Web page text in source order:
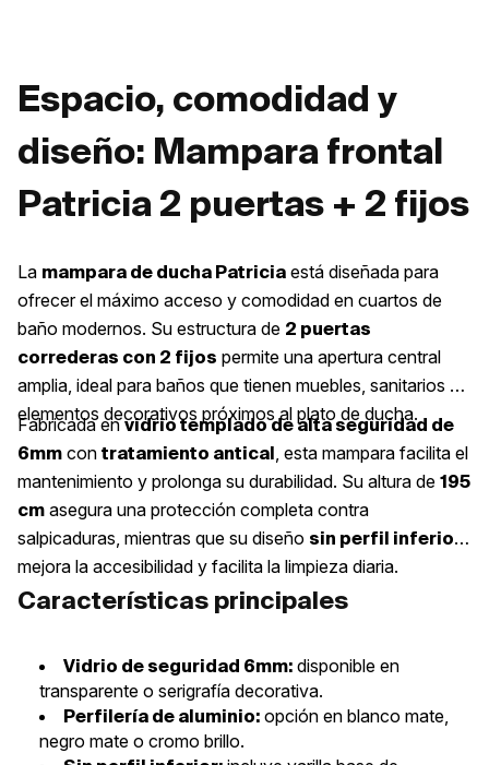
Espacio, comodidad y
diseño: Mampara frontal
Patricia 2 puertas + 2 fijos
La mampara de ducha Patricia está diseñada para
ofrecer el máximo acceso y comodidad en cuartos de
baño modernos. Su estructura de 2 puertas
correderas con 2 fijos permite una apertura central
amplia, ideal para baños que tienen muebles, sanitarios o
elementos decorativos próximos al plato de ducha.
Fabricada envidrio templado de alta seguridad de
6mm con tratamiento antical, esta mampara facilita el
mantenimiento y prolonga su durabilidad. Su altura de 195
cm asegura una protección completa contra
salpicaduras, mientras que su diseño sin perfil inferior
mejora la accesibilidad y facilita la limpieza diaria.
Características principales
Vidrio de seguridad 6mm: disponible en
transparente o serigrafía decorativa.
Perfilería de aluminio: opción en blanco mate,
negro mate o cromo brillo.